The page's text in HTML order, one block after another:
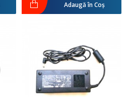
Adaugă în Coş